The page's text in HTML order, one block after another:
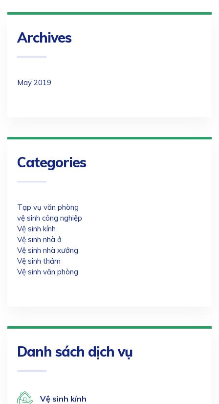
Archives
May 2019
Categories
Tạp vụ văn phòng
vệ sinh công nghiệp
Vệ sinh kính
Vệ sinh nhà ở
Vệ sinh nhà xưởng
Vệ sinh thảm
Vệ sinh văn phòng
Danh sách dịch vụ
Vệ sinh kính